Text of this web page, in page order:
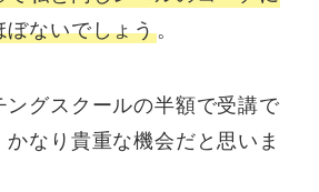
ぼないでしょう。
ングスクールの半額で受講で
かなり貴重な機会だと思いま